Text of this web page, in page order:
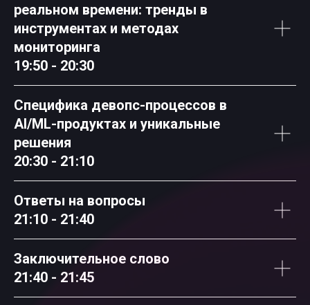
реальном времени: тренды в
инструментах и методах
мониторинга
19:50 - 20:30
Специфика девопс-процессов в
AI/ML-продуктах и уникальные
решения
20:30 - 21:10
Ответы на вопросы
21:10 - 21:40
Заключительное слово
21:40 - 21:45